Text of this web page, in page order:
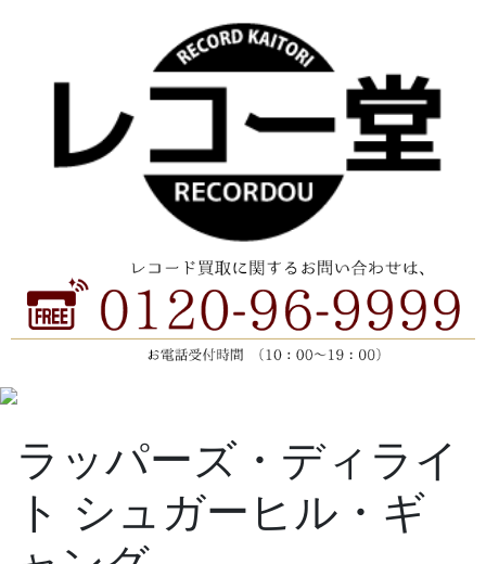
ラッパーズ・ディライ
ト シュガーヒル・ギ